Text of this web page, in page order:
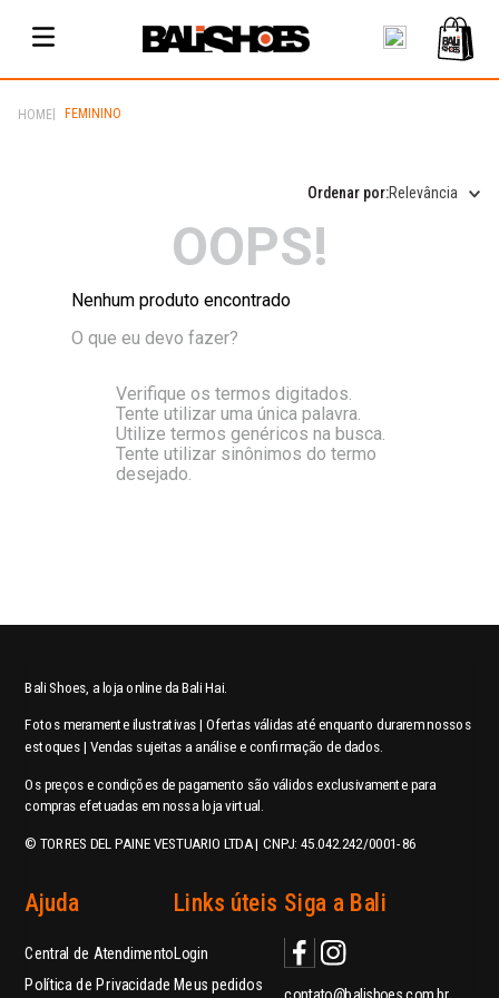
FEMININO
Relevância
OOPS!
Nenhum produto encontrado
O que eu devo fazer?
Verifique os termos digitados.
Tente utilizar uma única palavra.
Utilize termos genéricos na busca.
Tente utilizar sinônimos do termo
desejado.
Bali Shoes, a loja online da Bali Hai.
Fotos meramente ilustrativas | Ofertas válidas até enquanto durarem nossos
estoques | Vendas sujeitas a análise e confirmação de dados.
Os preços e condições de pagamento são válidos exclusivamente para
compras efetuadas em nossa loja virtual.
© TORRES DEL PAINE VESTUARIO LTDA | CNPJ: 45.042.242/0001-86
Ajuda
Central de Atendimento
Política de Privacidade
Links úteis
Login
Meus pedidos
Siga a Bali